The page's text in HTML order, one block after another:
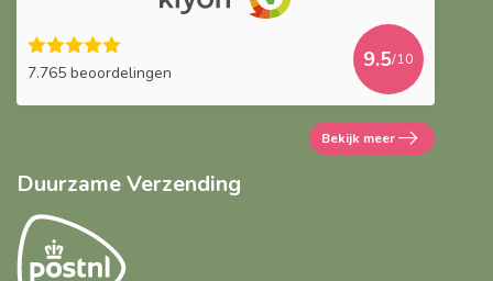
7.765 beoordelingen
9.5/10
Bekijk meer
Duurzame Verzending